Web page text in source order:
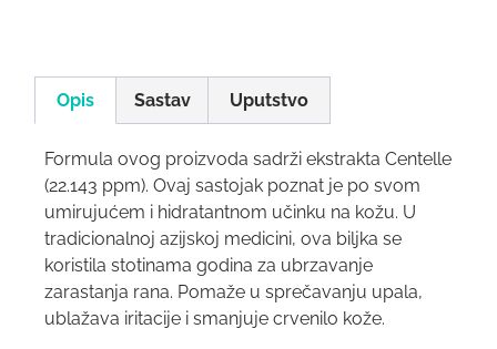
Opis Sastav Uputstvo
Formula ovog proizvoda sadrži ekstrakta Centelle
(22.143 ppm). Ovaj sastojak poznat je po svom
umirujućem i hidratantnom učinku na kožu. U
tradicionalnoj azijskoj medicini, ova biljka se
koristila stotinama godina za ubrzavanje
zarastanja rana. Pomaže u sprečavanju upala,
ublažava iritacije i smanjuje crvenilo kože.